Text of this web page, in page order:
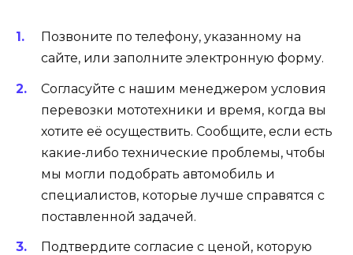
Позвоните по телефону, указанному на
сайте, или заполните электронную форму.
Согласуйте с нашим менеджером условия
перевозки мототехники и время, когда вы
хотите её осуществить. Сообщите, если есть
какие-либо технические проблемы, чтобы
мы могли подобрать автомобиль и
специалистов, которые лучше справятся с
поставленной задачей.
Подтвердите согласие с ценой, которую